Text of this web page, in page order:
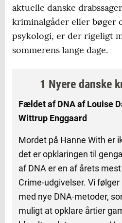
aktuelle danske
kriminalgåder eller bøger
psykologi, er der rigeligt
sommerens lange dage.
1 Nyere danske
Fældet af DNA af Louise
Wittrup Enggaard
Mordet på Hanne With er
det er opklaringen til
af DNA er en af årets
Crime-udgivelser. Vi
med nye DNA-metoder,
muligt at opklare årtier